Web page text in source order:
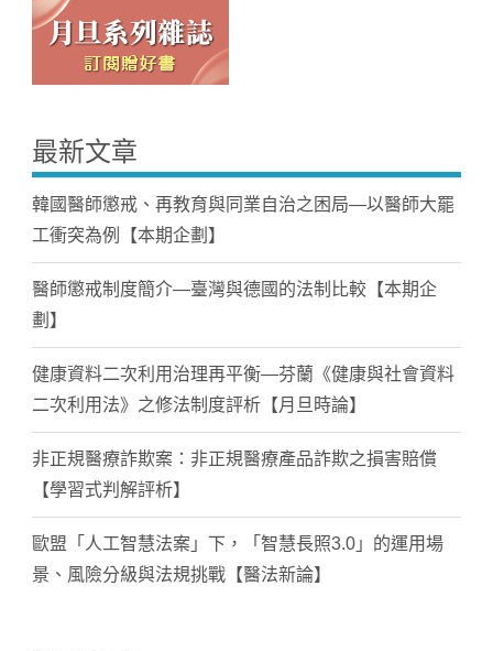
最新文章
韓國醫師懲戒、再教育與同業自治之困局—以醫師大罷
工衝突為例【本期企劃】
醫師懲戒制度簡介—臺灣與德國的法制比較【本期企
劃】
健康資料二次利用治理再平衡—芬蘭《健康與社會資料
二次利用法》之修法制度評析【月旦時論】
非正規醫療詐欺案：非正規醫療產品詐欺之損害賠償
【學習式判解評析】
歐盟「人工智慧法案」下，「智慧長照3.0」的運用場
景、風險分級與法規挑戰【醫法新論】